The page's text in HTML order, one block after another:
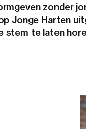
zonder
Jonge Harten
stem te laten